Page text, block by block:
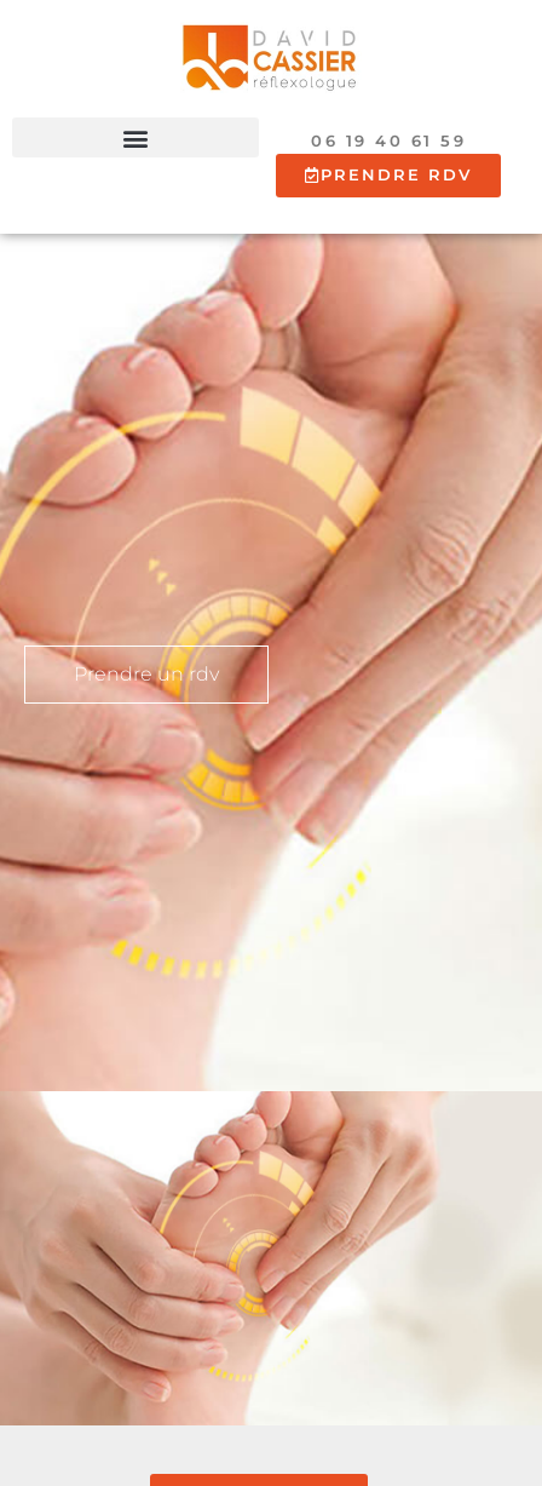
06 19 40 61 59
PRENDRE RDV
Prendre un rdv